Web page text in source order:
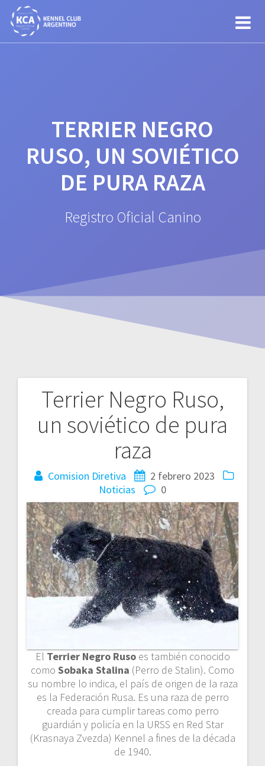
TERRIER NEGRO
RUSO, UN SOVIÉTICO
DE PURA RAZA
Registro Oficial Canino
Terrier Negro Ruso,
un soviético de pura
raza
Comision Diretiva
2 febrero 2023
Noticias
0
El Terrier Negro Ruso es también conocido
como Sobaka Stalina (Perro de Stalin). Como
su nombre lo indica, el país de origen de la raza
es la Federación Rusa. Es una raza de perro
creada para cumplir tareas como perro
guardián y policía en la URSS en Red Star
(Krasnaya Zvezda) Kennel a fines de la década
de 1940.
Navegación
de